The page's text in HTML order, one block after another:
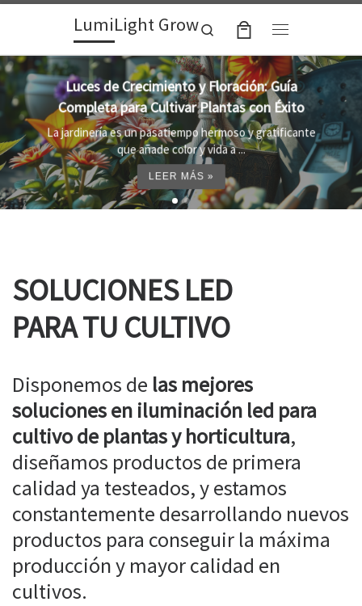
Skip to contentLumiLight Grow
Search
Lámparas para indoor: la clave para un
crecimiento óptimo de tus plantas
Al cultivar plantas en el interior, es importante
proporcionar el entorno adecuado ...
LEER MÁS »
SOLUCIONES LED
PARA TU CULTIVO
Disponemos de las mejores
soluciones en iluminación led para
cultivo de plantas y horticultura,
diseñamos productos de primera
calidad ya testeados, y estamos
constantemente desarrollando nuevos
productos para conseguir la máxima
producción y mayor calidad en
cultivos.